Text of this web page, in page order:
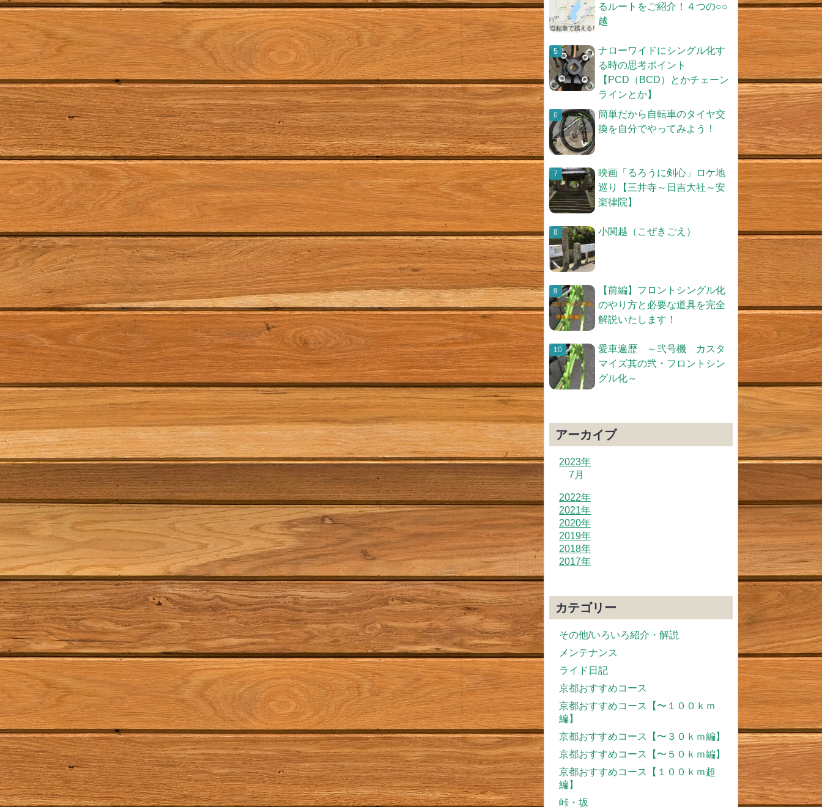
るルートをご紹介！４つの○○
越
ナローワイドにシングル化す
る時の思考ポイント
【PCD（BCD）とかチェーン
ラインとか】
簡単だから自転車のタイヤ交
換を自分でやってみよう！
映画「るろうに剣心」ロケ地
巡り【三井寺～日吉大社～安
楽律院】
小関越（こぜきごえ）
【前編】フロントシングル化
のやり方と必要な道具を完全
解説いたします！
愛車遍歴 ～弐号機 カスタ
マイズ其の弐・フロントシン
グル化～
アーカイブ
2023年
7月
2022年
2021年
2020年
2019年
2018年
2017年
カテゴリー
その他/いろいろ紹介・解説
メンテナンス
ライド日記
京都おすすめコース
京都おすすめコース【〜１００ｋｍ
編】
京都おすすめコース【〜３０ｋｍ編】
京都おすすめコース【〜５０ｋｍ編】
京都おすすめコース【１００ｋｍ超
編】
峠・坂